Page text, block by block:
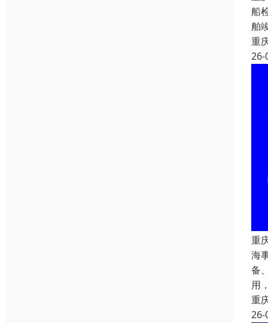
船
舶
重
26-
重
海
备
用
重
26-